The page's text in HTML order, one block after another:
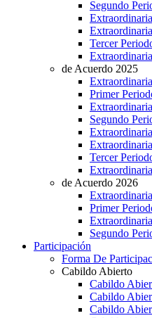
Segundo
Tercer
de Acuerdo 2025
Primer
Segundo
Tercer
de Acuerdo 2026
Primer
Segundo
Participación
Forma De
Cabildo Abierto
Cabildo
Cabildo
Cabildo